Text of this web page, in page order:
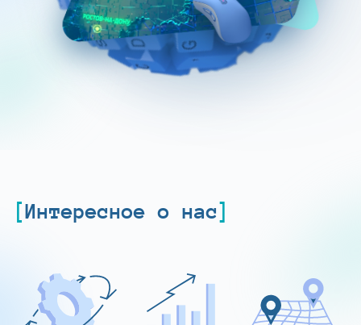
Интересное о нас